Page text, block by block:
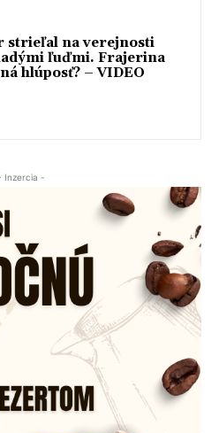
strieľal na verejnosti
ľuďmi. Frajerina
hlúposť? – VIDEO
Inzercia -